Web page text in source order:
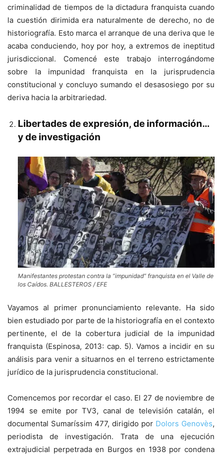
criminalidad de tiempos de la dictadura franquista cuando
la cuestión dirimida era naturalmente de derecho, no de
historiografía. Esto marca el arranque de una deriva que le
acaba conduciendo, hoy por hoy, a extremos de ineptitud
jurisdiccional. Comencé este trabajo interrogándome
sobre la impunidad franquista en la jurisprudencia
constitucional y concluyo sumando el desasosiego por su
deriva hacia la arbitrariedad.
Libertades de expresión, de información…
y de investigación
Manifestantes protestan contra la “impunidad” franquista en el Valle de
los Caídos. BALLESTEROS / EFE
Vayamos al primer pronunciamiento relevante. Ha sido
bien estudiado por parte de la historiografía en el contexto
pertinente, el de la cobertura judicial de la impunidad
franquista (Espinosa, 2013: cap. 5). Vamos a incidir en su
análisis para venir a situarnos en el terreno estrictamente
jurídico de la jurisprudencia constitucional.
Comencemos por recordar el caso. El 27 de noviembre de
1994 se emite por TV3, canal de televisión catalán, el
documental Sumaríssim 477, dirigido por Dolors Genovès,
periodista de investigación. Trata de una ejecución
extrajudicial perpetrada en Burgos en 1938 por condena